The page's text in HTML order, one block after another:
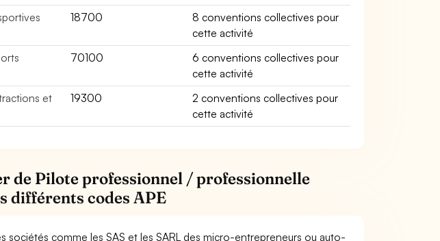
18700
8 conventions collectives pour
cette activité
70100
6 conventions collectives pour
cette activité
et
19300
2 conventions collectives pour
cette activité
de Pilote professionnel / professionnelle
différents codes APE
sociétés comme les SAS et les SARL des micro-entrepreneurs ou auto-